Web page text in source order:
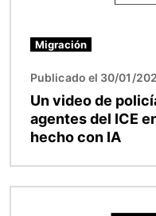
Migración
Publicado el 30/01/
Un video de
agentes del ICE
hecho con IA